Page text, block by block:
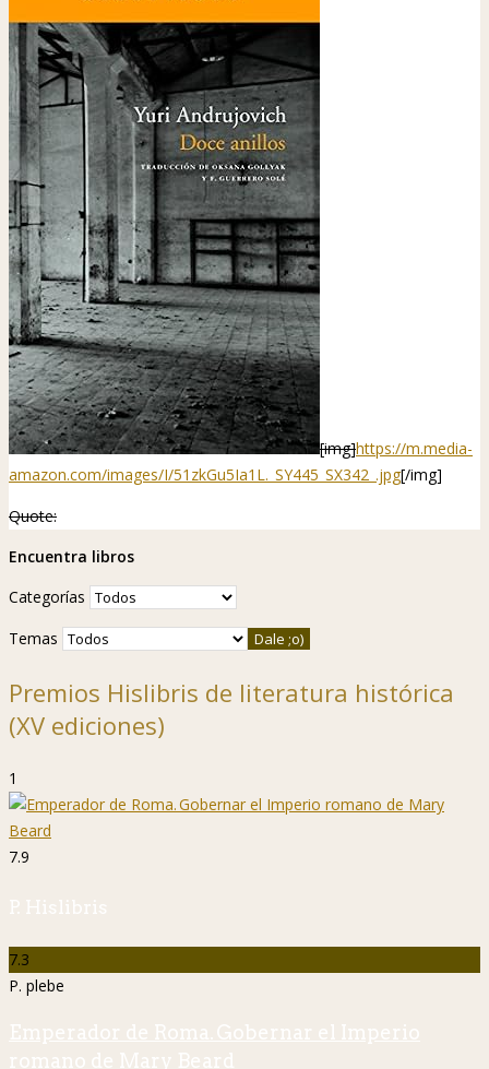
[img]https://m.media-
amazon.com/images/I/51zkGu5Ia1L._SY445_SX342_.jpg[/img]
Quote:
Encuentra libros
Categorías
Temas
Premios Hislibris de literatura histórica
(XV ediciones)
1
7.9
P. Hislibris
7.3
P. plebe
Emperador de Roma. Gobernar el Imperio
romano de Mary Beard